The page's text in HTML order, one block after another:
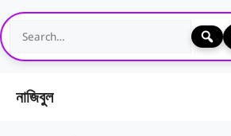
এড়িেয়
লেখায়
যান
নাজিবুল